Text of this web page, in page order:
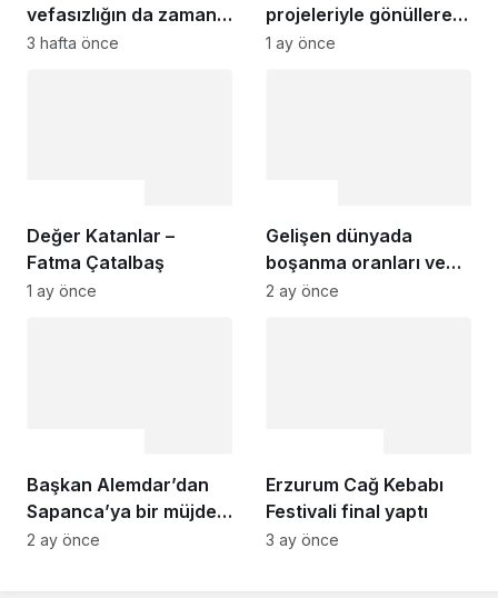
vefasızlığın da zaman
aşımı yoktur”
3 hafta önce
projeleriyle gönüllere
dokunan ekip, özel
1 ay önce
Değer Katanlar –
Fatma Çatalbaş
1 ay önce
Gelişen dünyada
boşanma oranları ve
doğum istatistikleriyle
2 ay önce
Başkan Alemdar’dan
Sapanca’ya bir müjde
daha: Kurtköy’e FIFA
2 ay önce
Erzurum Cağ Kebabı
Festivali final yaptı
3 ay önce